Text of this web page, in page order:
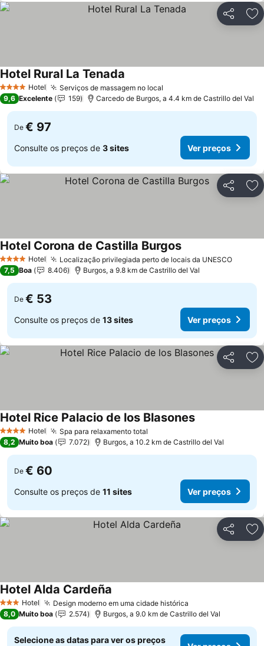
Partilhar
4 EstrelasHotel Serviços de massagem no local
Hotel Rural La Tenada
9,6 Excelente 159 Carcedo de Burgos, a 4.4 km de Castrillo del Val
De € 97
Consulte os preços de 3 sites Ver preços
Partilhar
4 EstrelasHotel Localização privilegiada perto de locais da UNESCO
Hotel Corona de Castilla Burgos
7,5 Boa 8.406 Burgos, a 9.8 km de Castrillo del Val
De € 53
Consulte os preços de 13 sites Ver preços
Partilhar
4 EstrelasHotel Spa para relaxamento total
Hotel Rice Palacio de los Blasones
8,2 Muito boa 7.072 Burgos, a 10.2 km de Castrillo del Val
De € 60
Consulte os preços de 11 sites Ver preços
Partilhar
3 EstrelasHotel Design moderno em uma cidade histórica
Hotel Alda Cardeña
8,0 Muito boa 2.574 Burgos, a 9.0 km de Castrillo del Val
Selecione as datas para ver os preços